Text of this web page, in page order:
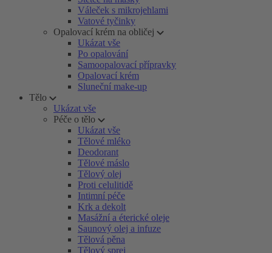
Váleček s mikrojehlami
Vatové tyčinky
Opalovací krém na obličej
Ukázat vše
Po opalování
Samoopalovací přípravky
Opalovací krém
Sluneční make-up
Tělo
Ukázat vše
Péče o tělo
Ukázat vše
Tělové mléko
Deodorant
Tělové máslo
Tělový olej
Proti celulitidě
Intimní péče
Krk a dekolt
Masážní a éterické oleje
Saunový olej a infuze
Tělová pěna
Tělový sprej